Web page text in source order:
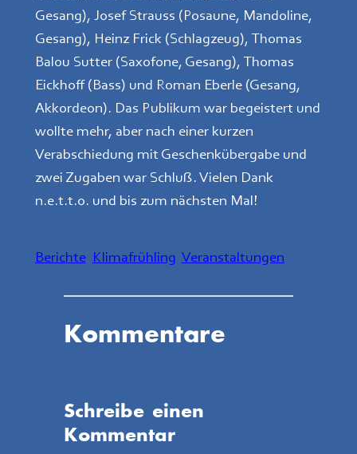
Gesang), Josef Strauss (Posaune, Mandoline,
Gesang), Heinz Frick (Schlagzeug), Thomas
Balou Sutter (Saxofone, Gesang), Thomas
Eickhoff (Bass) und Roman Eberle (Gesang,
Akkordeon). Das Publikum war begeistert und
wollte mehr, aber nach einer kurzen
Verabschiedung mit Geschenkübergabe und
zwei Zugaben war Schluß. Vielen Dank
n.e.t.t.o. und bis zum nächsten Mal!
Berichte Klimafrühling Veranstaltungen
Kommentare
Schreibe einen
Kommentar